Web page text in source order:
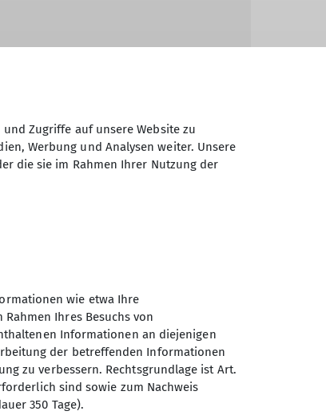
jederzeit wiederrufen kann.
Sektion Magdeburg des
Zugriffe auf unsere Website zu
Werbung und Analysen weiter. Unsere
die sie im Rahmen Ihrer Nutzung der
wie etwa Ihre
Ihres Besuchs von
Informationen an diejenigen
der betreffenden Informationen
zu verbessern. Rechtsgrundlage ist Art.
sind sowie zum Nachweis
350 Tage).